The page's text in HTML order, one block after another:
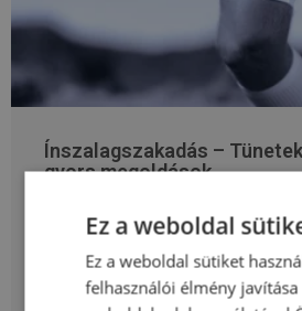
Ínszalagszakadás –
gyors megoldások
megoldások Az ínszalagszakadás
mozgásszervi sérülés, amely
Ez a weboldal
Ez a weboldal sütiket
felhasználói élmény